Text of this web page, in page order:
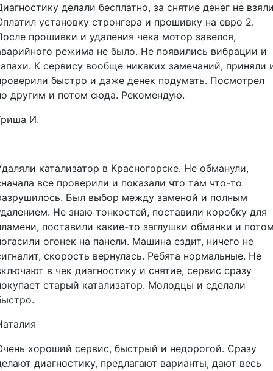
делали бесплатно, за снятие денег не
установку стронгера и прошивку на евро 2.
прошивки и удаления чека мотор завелся,
режима не было. Не появились вибрации и
К сервису вообще никаких замечаний, приняли
быстро и даже денек подумать. Посмотрел
другим и потом сюда. Рекомендую.
И.
катализатор в Красногорске. Не обманули,
все проверили и показали что там что-то
Был выбор между заменой и полным
Не знаю тонкостей, поставили коробку для
поставили какие-то заглушки обманки и
огонек на панели. Машина ездит, ничего не
скорость вернулась. Ребята нормальные. Не
в чек диагностику и снятие, сервис сразу
старый катализатор. Молодцы и сделали
хороший сервис, быстрый и недорогой. Сразу
диагностику, предлагают варианты, дают весь